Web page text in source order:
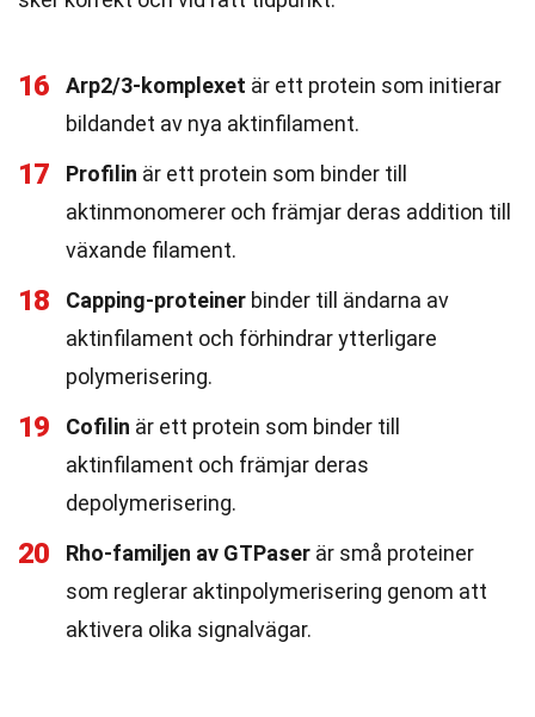
16 Arp2/3-komplexet är ett protein som initierar
bildandet av nya aktinfilament.
17 Profilin är ett protein som binder till
aktinmonomerer och främjar deras addition till
växande filament.
18 Capping-proteiner binder till ändarna av
aktinfilament och förhindrar ytterligare
polymerisering.
19 Cofilin är ett protein som binder till
aktinfilament och främjar deras
depolymerisering.
20 Rho-familjen av GTPaser är små proteiner
som reglerar aktinpolymerisering genom att
aktivera olika signalvägar.